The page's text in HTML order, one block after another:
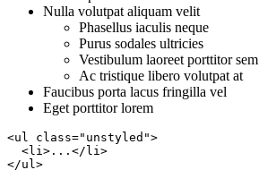
Nulla volutpat aliquam velit
Phasellus iaculis neque
Purus sodales ultricies
Vestibulum laoreet porttitor sem
Ac tristique libero volutpat at
Faucibus porta lacus fringilla vel
Eget porttitor lorem
<ul class="unstyled">
  <li>...</li>
</ul>